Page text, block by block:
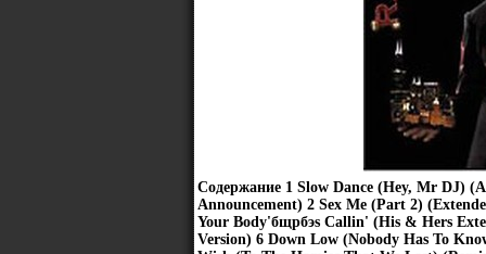
Содержание 1 Slow Dance (Hey, Mr DJ)
Announcement) 2 Sex Me (Part 2)
Your Body'бщрбэs Callin' (His & Hers
Version) 6 Down Low (Nobody Has To